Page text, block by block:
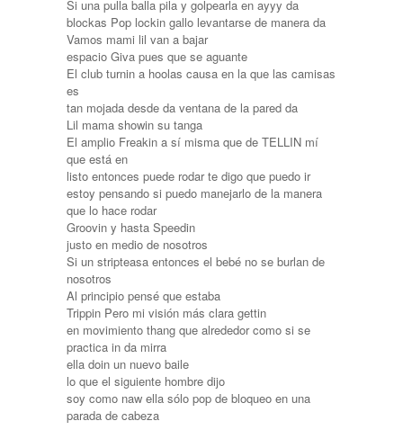
Si una pulla balla pila y golpearla en ayyy da
blockas Pop lockin gallo levantarse de manera da
Vamos mami lil van a bajar
espacio Giva pues que se aguante
El club turnin a hoolas causa en la que las camisas
es
tan mojada desde da ventana de la pared da
Lil mama showin su tanga
El amplio Freakin a sí misma que de TELLIN mí
que está en
listo entonces puede rodar te digo que puedo ir
estoy pensando si puedo manejarlo de la manera
que lo hace rodar
Groovin y hasta Speedin
justo en medio de nosotros
Si un stripteasa entonces el bebé no se burlan de
nosotros
Al principio pensé que estaba
Trippin Pero mi visión más clara gettin
en movimiento thang que alrededor como si se
practica in da mirra
ella doin un nuevo baile
lo que el siguiente hombre dijo
soy como naw ella sólo pop de bloqueo en una
parada de cabeza